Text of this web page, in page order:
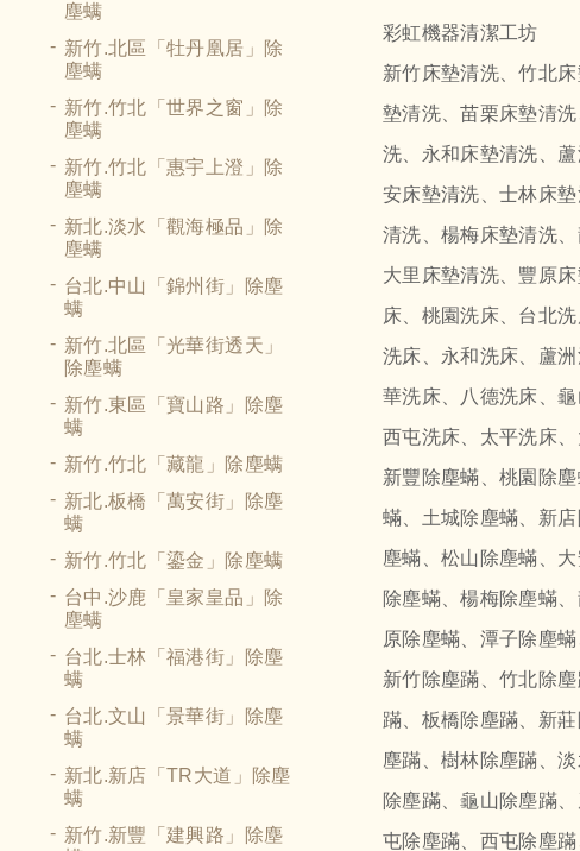
塵螨
新竹.北區「牡丹凰居」除
塵螨
新竹.竹北「世界之窗」除
塵螨
新竹.竹北「惠宇上澄」除
塵螨
新北.淡水「觀海極品」除
塵螨
台北.中山「錦州街」除塵
螨
新竹.北區「光華街透天」
除塵螨
新竹.東區「寶山路」除塵
螨
新竹.竹北「藏龍」除塵螨
新北.板橋「萬安街」除塵
螨
新竹.竹北「鎏金」除塵螨
台中.沙鹿「皇家皇品」除
塵螨
台北.士林「福港街」除塵
螨
台北.文山「景華街」除塵
螨
新北.新店「TR大道」除塵
螨
新竹.新豐「建興路」除塵
彩虹機器清潔工坊
新竹床墊清洗、竹北
墊清洗、苗栗床墊清
洗、永和床墊清洗、
安床墊清洗、士林床
清洗、楊梅床墊清洗
大里床墊清洗、豐原
床、桃園洗床、台北
洗床、永和洗床、蘆
華洗床、八德洗床、
西屯洗床、太平洗床
新豐除塵蟎、桃園除
蟎、土城除塵蟎、新
塵蟎、松山除塵蟎、
除塵蟎、楊梅除塵蟎
原除塵蟎、潭子除塵
新竹除塵蹣、竹北除
蹣、板橋除塵蹣、新
塵蹣、樹林除塵蹣、
除塵蹣、龜山除塵蹣
屯除塵蹣、西屯除塵